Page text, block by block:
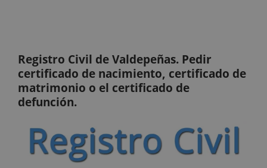
Registro Civil de Valdepeñas. Pedir
certificado de nacimiento, certificado de
matrimonio o el certificado de
defunción.